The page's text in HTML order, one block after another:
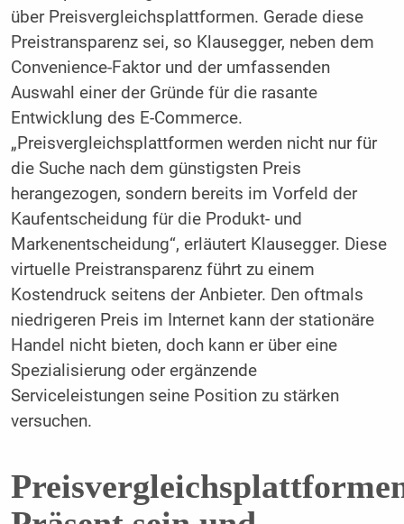
über Preisvergleichsplattformen. Gerade diese
Preistransparenz sei, so Klausegger, neben dem
Convenience-Faktor und der umfassenden
Auswahl einer der Gründe für die rasante
Entwicklung des ­E-Commerce.
„Preisvergleichsplattformen werden nicht nur für
die Suche nach dem günstigsten Preis
herangezogen, sondern bereits im Vorfeld der
Kaufentscheidung für die Produkt- und
Markenentscheidung“, erläutert Klausegger. Diese
virtuelle Preistransparenz führt zu einem
Kostendruck seitens der Anbieter. Den oftmals
niedrigeren Preis im Internet kann der stationäre
Handel nicht bieten, doch kann er über eine
Spezialisierung oder ergänzende
Serviceleistungen seine Position zu stärken
versuchen.